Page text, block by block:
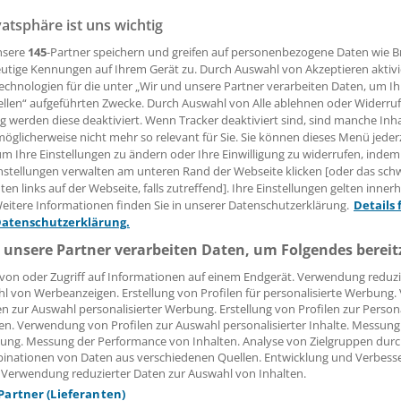
und praktizierter Teamarbeit lassen sich auch auf
und Ärzte gewinnen. Wie das Vorhaben gelingen
können, erläutert Hausarzt Jens Lassen aus Leck im
Leserin, lieber Leser,
Beitrag können Sie lesen, sobald Sie sich
Jetzt anmelden »
Kostenlos
vergessen?
Problem beim Login?
ist mit wenigen Klicks erledigt und kostenlos.
des kostenlosen Login:
Analysen, Hintergründe und Infografiken
ist uns wichtig
145-Partner speichern und greifen auf personenbezogene Daten wie
Kennungen auf Ihrem Gerät zu. Durch Auswahl von Akzeptieren
für die unter „Wir und unsere Partner verarbeiten Daten, um
aufgeführten Zwecke. Durch Auswahl von Alle ablehnen oder
werden diese deaktiviert. Wenn Tracker deaktiviert sind, sind manche
nicht mehr so relevant für Sie. Sie können dieses Menü
Ihre Einstellungen zu ändern oder Ihre Einwilligung zu widerrufen, indem
verwalten am unteren Rand der Webseite klicken [oder das
links auf der Webseite, falls zutreffend]. Ihre Einstellungen gelten
Informationen finden Sie in unserer Datenschutzerklärung. Details
Partner verarbeiten Daten, um Folgendes
oder Zugriff auf Informationen auf einem Endgerät. Verwendung
von Werbeanzeigen. Erstellung von Profilen für personalisierte
zur Auswahl personalisierter Werbung. Erstellung von Profilen zur
Verwendung von Profilen zur Auswahl personalisierter Inhalte.
Messung der Performance von Inhalten. Analyse von Zielgruppen
von Daten aus verschiedenen Quellen. Entwicklung und
reduzierter Daten zur Auswahl von Inhalten.
(Lieferanten)